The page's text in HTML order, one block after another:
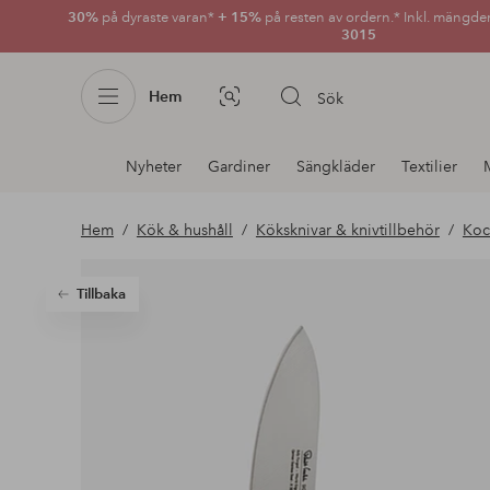
30% på dyraste varan* + 15% på resten av ordern.* Inkl.
3015
Hem Bildsök Sök
Avdelnings
navigation
Nyheter Gardiner Sängkläder Textilier
Hem Kök & hushåll Köksknivar & knivtillbehör
Tillbaka